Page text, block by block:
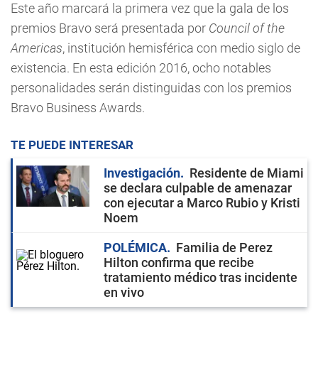
Este año marcará la primera vez que la gala de los
premios Bravo será presentada por Council of the
Americas, institución hemisférica con medio siglo de
existencia. En esta edición 2016, ocho notables
personalidades serán distinguidas con los premios
Bravo Business Awards.
TE PUEDE INTERESAR
Investigación
Residente de Miami
se declara culpable de amenazar
con ejecutar a Marco Rubio y Kristi
Noem
POLÉMICA
Familia de Perez
Hilton confirma que recibe
tratamiento médico tras incidente
en vivo